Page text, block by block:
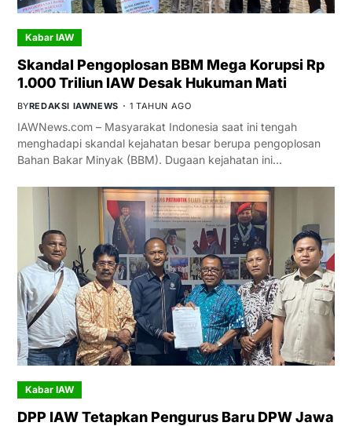
Kabar IAW
Skandal Pengoplosan BBM Mega Korupsi Rp
1.000 Triliun IAW Desak Hukuman Mati
BYREDAKSI IAWNEWS 1 TAHUN AGO
IAWNews.com – Masyarakat Indonesia saat ini tengah
menghadapi skandal kejahatan besar berupa pengoplosan
Bahan Bakar Minyak (BBM). Dugaan kejahatan ini…
Kabar IAW
DPP IAW Tetapkan Pengurus Baru DPW Jawa